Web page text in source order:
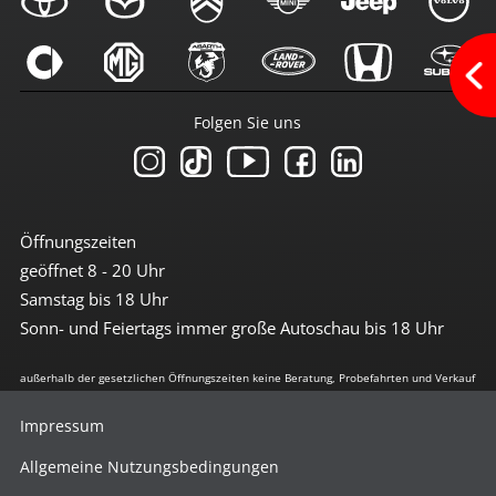
Android-Auto
Apple CarPlay
Navi mit Touchscreen
Radio mit Touchscreen
Soundsystem
Sprachsteuerung
Touchscreen
USB-Anschluss
Sicherheit
6x Airbag
Antiblockiersystem
Öffnungszeiten
geöffnet 8 - 20 Uhr
Samstag bis 18 Uhr
Sonn- und Feiertags immer große Autoschau bis 18 Uhr
Folgen Sie uns
außerhalb der gesetzlichen Öffnungszeiten keine Beratung, Probefahrten und Verkauf
Impressum
Allgemeine Nutzungsbedingungen